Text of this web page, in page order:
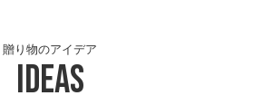
Ideas
贈り物のアイデア